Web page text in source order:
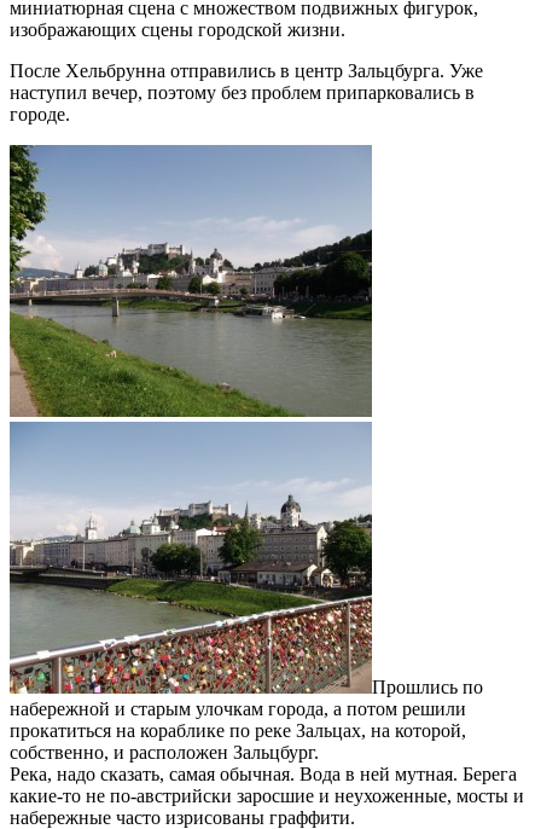
миниатюрная сцена с множеством подвижных фигурок,
изображающих сцены городской жизни.
После Хельбрунна отправились в центр Зальцбурга. Уже
наступил вечер, поэтому без проблем припарковались в
городе.
Прошлись по
набережной и старым улочкам города, а потом решили
прокатиться на кораблике по реке Зальцах, на которой,
собственно, и расположен Зальцбург.
Река, надо сказать, самая обычная. Вода в ней мутная. Берега
какие-то не по-австрийски заросшие и неухоженные, мосты и
набережные часто изрисованы граффити.